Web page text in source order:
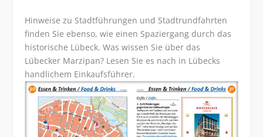
Hinweise zu Stadtführungen und Stadtrundfahrten
finden Sie ebenso, wie einen Spaziergang durch das
historische Lübeck. Was wissen Sie über das
Lübecker Marzipan? Lesen Sie es nach in Lübecks
handlichem Einkaufsführer.